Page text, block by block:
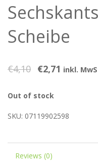
Scheibe
€4,10 €2,71 inkl.
Out of stock
SKU: 07119902598
Reviews (0)